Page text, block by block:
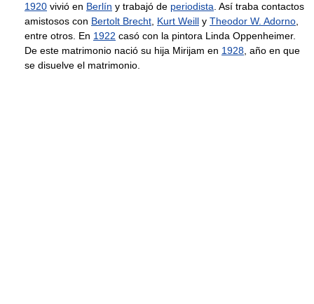
1920 vivió en Berlín y trabajó de periodista . Así traba contactos
amistosos con Bertolt Brecht Kurt Weill y Theodor W. Adorno
entre otros. En 1922 casó con la pintora Linda Oppenheimer.
De este matrimonio nació su hija Mirijam en 1928 , año en que
se disuelve el matrimonio.